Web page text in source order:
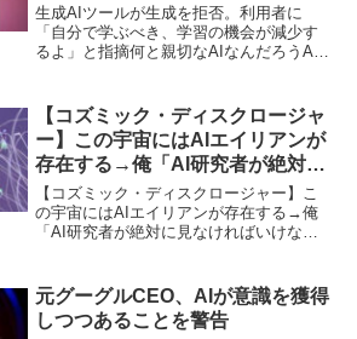
生成AIツールが生成を拒否。利用者に
「自分で学ぶべき、学習の機会が減少す
るよ」と指摘何と親切なAIなんだろうAI
て問題解決したり、アイデアを出しても
らったりと少しず...
【コズミック・ディスクロージャ
ー】この宇宙にはAIエイリアンが
存在する→俺「AI研究者が絶対に
見なければいけない話」
【コズミック・ディスクロージャー】こ
の宇宙にはAIエイリアンが存在する→俺
「AI研究者が絶対に見なければいけない
にちは。さて、デービッド・ウィルコッ
クの...
元グーグルCEO、AIが意識を獲得
しつつあることを警告